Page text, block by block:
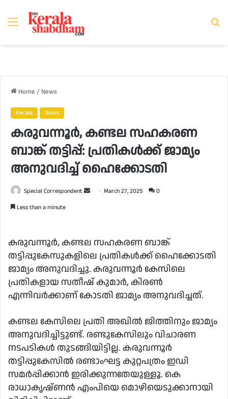
Menu
Home / News
Kerala News
കരുവന്നൂര്‍, കണ്ടല സഹകരണ
ബാങ്ക് തട്ടിപ്പ്: പ്രതികള്‍ക്ക് ജാമ്യം
അനുവദിച്ച് ഹൈക്കോടതി
Special Correspondent
Send March 27, 2025
0
Less than a minute
കരുവന്നൂര്‍, കണ്ടല സഹകരണ ബാങ്ക്
തട്ടിപ്പുകേസുകളിലെ പ്രതികള്‍ക്ക് ഹൈക്കോടതി
ജാമ്യം അനുവദിച്ചു. കരുവന്നൂര്‍ കേസിലെ
പ്രതികളായ സതീഷ് കുമാര്‍, കിരണ്‍
എന്നിവര്‍ക്കാണ് കോടതി ജാമ്യം അനുവദിച്ചത്.
കണ്ടല കേസിലെ പ്രതി അഖില്‍ ജിത്തിനും ജാമ്യം
അനുവദിച്ചിട്ടുണ്ട്. രണ്ടുകേസിലും വിചാരണ
നടപടികള്‍ തുടങ്ങിയിട്ടില്ല. കരുവന്നൂര്‍
തട്ടിപ്പുകേസില്‍ രണ്ടാംഘട്ട കുറ്റപത്രം ഇഡി
സമര്‍പ്പിക്കാന്‍ ഇരിക്കുന്നതേയുള്ളൂ. കെ
രാധാകൃഷ്ണന്‍ എംപിയെ മൊഴിയെടുക്കാനായി